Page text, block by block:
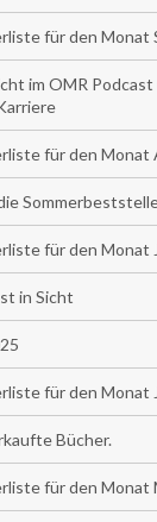
für den Monat
im OMR
für den Monat
für den Monat
in Sicht
für den Monat
Bücher.
für den Monat